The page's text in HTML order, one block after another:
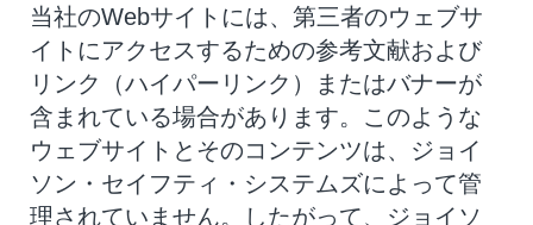
当社のWebサイトには、第三者のウェブサ
イトにアクセスするための参考文献および
リンク（ハイパーリンク）またはバナーが
含まれている場合があります。このような
ウェブサイトとそのコンテンツは、ジョイ
ソン・セイフティ・システムズによって管
理されていません。したがって、ジョイソ